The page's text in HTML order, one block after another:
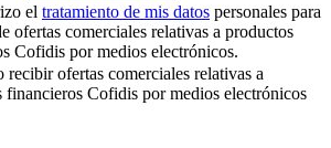
el tratamiento de mis datos personales para
ofertas comerciales relativas a productos
Cofidis por medios electrónicos.
recibir ofertas comerciales relativas a
financieros Cofidis por medios electrónicos